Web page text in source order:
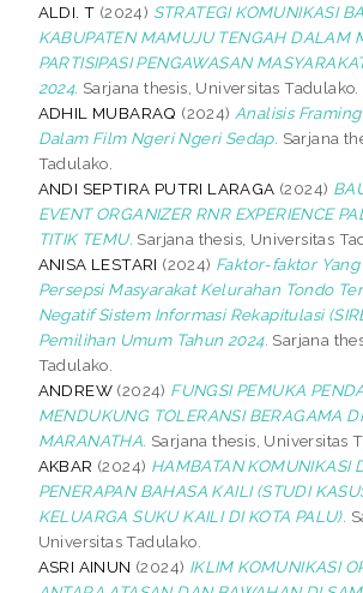
ALDI. T (2024) STRATEGI KOMUNIKASI
KABUPATEN MAMUJU TENGAH DALAM
PARTISIPASI PENGAWASAN
2024. Sarjana thesis, Universitas Tadulako.
ADHIL MUBARAQ (2024) Analisis
Dalam Film Ngeri Ngeri Sedap. Sarjana
Tadulako.
ANDI SEPTIRA PUTRI LARAGA (2024)
EVENT ORGANIZER RNR EXPERIENCE
TITIK TEMU. Sarjana thesis, Universitas
ANISA LESTARI (2024) Faktor-faktor
Persepsi Masyarakat Kelurahan Tondo
Negatif Sistem Informasi Rekapitulasi
Pemilihan Umum Tahun 2024. Sarjana
Tadulako.
ANDREW (2024) FUNGSI PEMUKA
MENDUKUNG TOLERANSI BERAGAMA
MARANATHA. Sarjana thesis, Universitas
AKBAR (2024) HAMBATAN KOMUNIKASI
PENERAPAN BAHASA KAILI (STUDI
KELUARGA SUKU KAILI DI KOTA PALU).
Universitas Tadulako.
ASRI AINUN (2024) IKLIM KOMUNIKASI